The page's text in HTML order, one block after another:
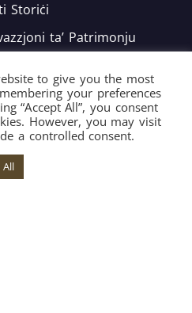
Storiċi
ta’ Patrimonju
to give you the most
your preferences
“Accept All”, you consent
However, you may visit
a controlled consent.
All